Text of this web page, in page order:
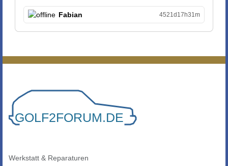
Fabian 4521d17h31m
Werkstatt & Reparaturen